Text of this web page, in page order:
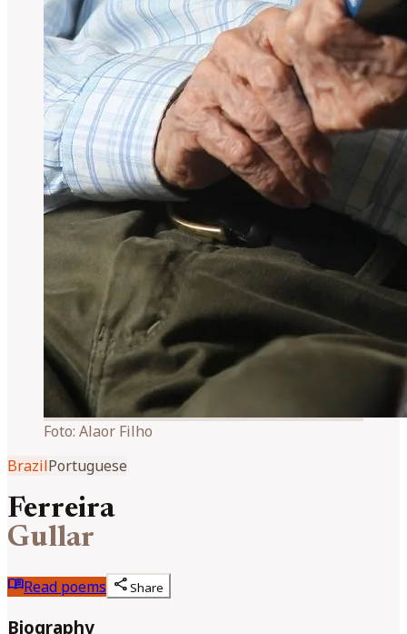
Foto: Alaor Filho
BrazilPortuguese
Ferreira
Gullar
menu_bookRead poems shareShare
Biography